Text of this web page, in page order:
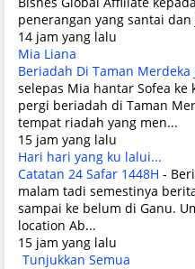
penerangan yang santai dan
14 jam yang lalu
Mia Liana
Beriadah Di Taman Merdeka
selepas Mia hantar Sofea ke
pergi beriadah di Taman
tempat riadah yang men...
15 jam yang lalu
Hari hari yang ku lalui...
Catatan 24 Safar 1448H -
malam tadi semestinya
sampai ke belum di Ganu.
location Ab...
15 jam yang lalu
Tunjukkan Semua